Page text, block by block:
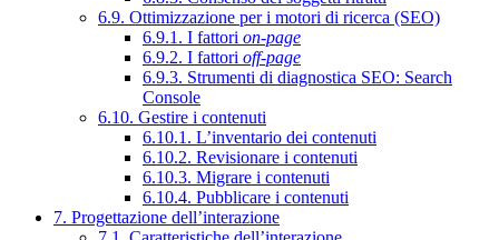
6.9. Ottimizzazione per i motori di ricerca (SEO)
6.9.1. I fattori on-page
6.9.2. I fattori off-page
6.9.3. Strumenti di diagnostica SEO: Search
Console
6.10. Gestire i contenuti
6.10.1. L’inventario dei contenuti
6.10.2. Revisionare i contenuti
6.10.3. Migrare i contenuti
6.10.4. Pubblicare i contenuti
7. Progettazione dell’interazione